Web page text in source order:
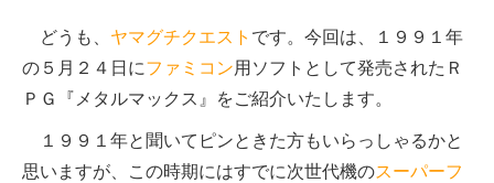
どうも、 ヤマグチクエスト です。今回は、１９９１年
の５月２４日にファミコン用ソフトとして発売されたＲ
ＰＧ『メタルマックス』をご紹介いたします。
１９９１年と聞いてピンときた方もいらっしゃるかと
思いますが、この時期にはすでに次世代機のスーパーフ